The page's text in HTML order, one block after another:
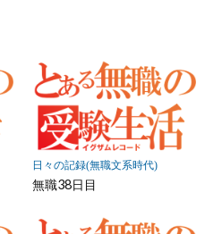
日々の記録(無職文系時代)
無職38日目